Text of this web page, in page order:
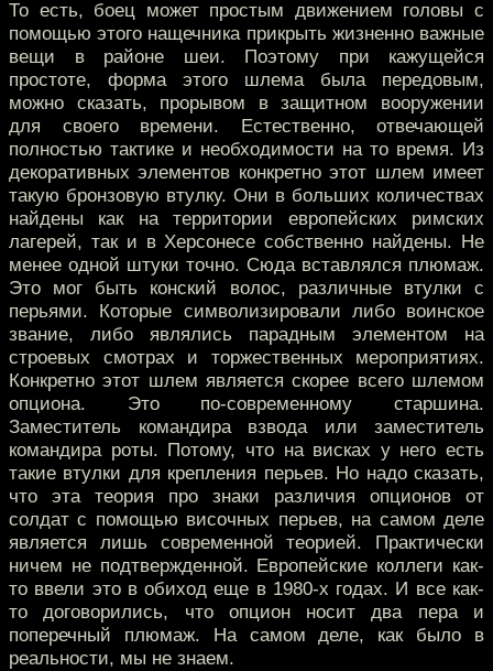
То есть, боец может простым движением головы с
помощью этого нащечника прикрыть жизненно важные
вещи в районе шеи. Поэтому при кажущейся
простоте, форма этого шлема была передовым,
можно сказать, прорывом в защитном вооружении
для своего времени. Естественно, отвечающей
полностью тактике и необходимости на то время. Из
декоративных элементов конкретно этот шлем имеет
такую бронзовую втулку. Они в больших количествах
найдены как на территории европейских римских
лагерей, так и в Херсонесе собственно найдены. Не
менее одной штуки точно. Сюда вставлялся плюмаж.
Это мог быть конский волос, различные втулки с
перьями. Которые символизировали либо воинское
звание, либо являлись парадным элементом на
строевых смотрах и торжественных мероприятиях.
Конкретно этот шлем является скорее всего шлемом
опциона. Это по-современному старшина.
Заместитель командира взвода или заместитель
командира роты. Потому, что на висках у него есть
такие втулки для крепления перьев. Но надо сказать,
что эта теория про знаки различия опционов от
солдат с помощью височных перьев, на самом деле
является лишь современной теорией. Практически
ничем не подтвержденной. Европейские коллеги как-
то ввели это в обиход еще в 1980-х годах. И все как-
то договорились, что опцион носит два пера и
поперечный плюмаж. На самом деле, как было в
реальности, мы не знаем.